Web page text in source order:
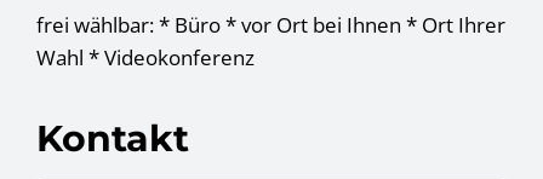
frei wählbar: * Büro * vor Ort bei Ihnen * Ort Ihrer
Wahl * Videokonferenz
Kontakt